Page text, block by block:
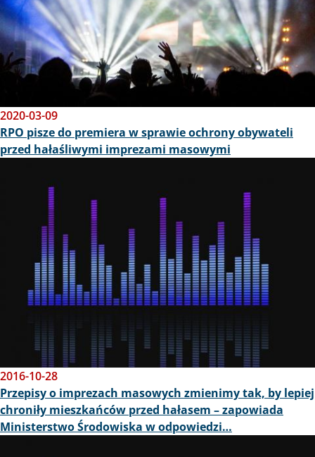
2020-03-09
RPO pisze do premiera w sprawie ochrony obywateli
przed hałaśliwymi imprezami masowymi
2016-10-28
Przepisy o imprezach masowych zmienimy tak, by lepiej
chroniły mieszkańców przed hałasem – zapowiada
Ministerstwo Środowiska w odpowiedzi…